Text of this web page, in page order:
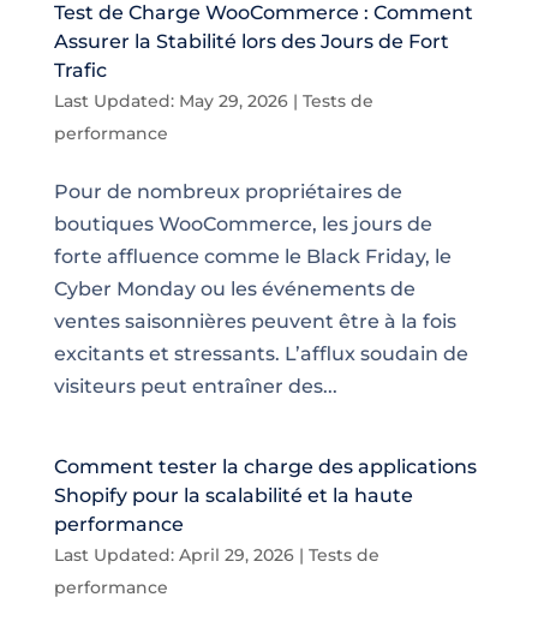
Test de Charge WooCommerce : Comment
Assurer la Stabilité lors des Jours de Fort
Trafic
Last Updated: May 29, 2026| Tests de
performance
Pour de nombreux propriétaires de
boutiques WooCommerce, les jours de
forte affluence comme le Black Friday, le
Cyber Monday ou les événements de
ventes saisonnières peuvent être à la fois
excitants et stressants. L’afflux soudain de
visiteurs peut entraîner des...
Comment tester la charge des applications
Shopify pour la scalabilité et la haute
performance
Last Updated: April 29, 2026| Tests de
performance